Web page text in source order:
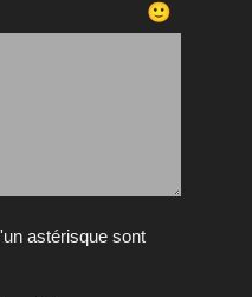
🙂
astérisque sont